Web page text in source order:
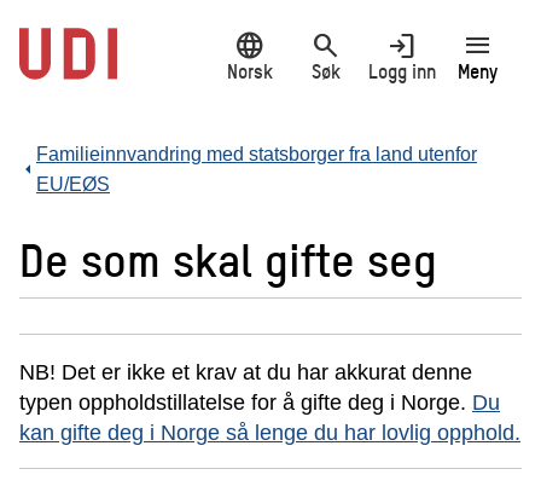
hovedinnhold
language
Norsk
search
Søk
login
Logg inn
menu
Meny
Familieinnvandring med statsborger fra land utenfor
EU/EØS
De som skal gifte seg
NB! Det er ikke et krav at du har akkurat denne
typen oppholdstillatelse for å gifte deg i Norge. Du
kan gifte deg i Norge så lenge du har lovlig opphold.